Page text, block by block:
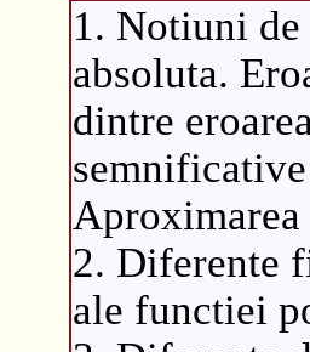
1. Notiuni
absoluta.
dintre
Aproximarea
2. Diferente
ale functiei